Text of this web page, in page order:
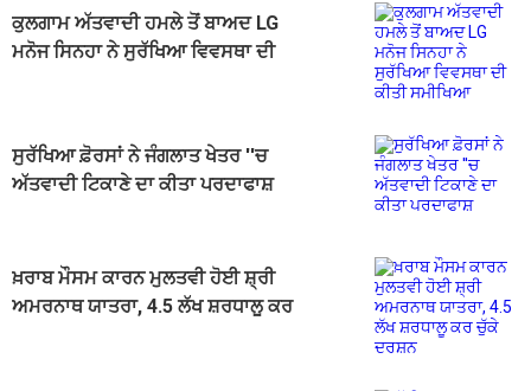
ਕੁਲਗਾਮ ਅੱਤਵਾਦੀ ਹਮਲੇ ਤੋਂ ਬਾਅਦ LG
ਮਨੋਜ ਸਿਨਹਾ ਨੇ ਸੁਰੱਖਿਆ ਵਿਵਸਥਾ ਦੀ
ਸੁਰੱਖਿਆ ਫ਼ੋਰਸਾਂ ਨੇ ਜੰਗਲਾਤ ਖੇਤਰ ''ਚ
ਅੱਤਵਾਦੀ ਟਿਕਾਣੇ ਦਾ ਕੀਤਾ ਪਰਦਾਫਾਸ਼
ਖ਼ਰਾਬ ਮੌਸਮ ਕਾਰਨ ਮੁਲਤਵੀ ਹੋਈ ਸ਼੍ਰੀ
ਅਮਰਨਾਥ ਯਾਤਰਾ, 4.5 ਲੱਖ ਸ਼ਰਧਾਲੂ ਕਰ